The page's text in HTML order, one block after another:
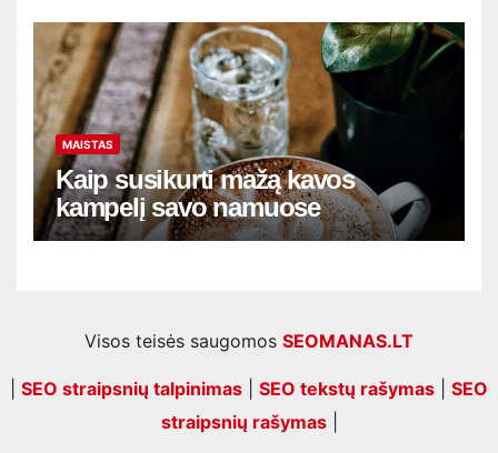
MAISTAS
Kaip susikurti mažą kavos
kampelį savo namuose
Visos teisės saugomos SEOMANAS.LT
SEO straipsnių talpinimas SEO tekstų rašymas
SEO
straipsnių rašymas|